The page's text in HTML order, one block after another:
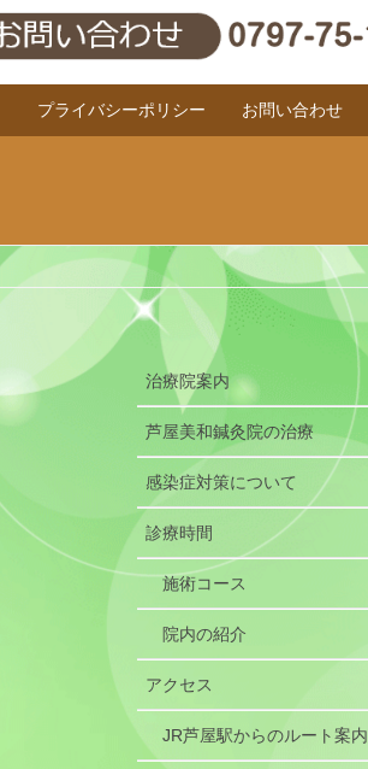
プライバシーポリシー お問い合わせ
治療院案内
芦屋美和鍼灸院の治療
感染症対策について
診療時間
施術コース
院内の紹介
アクセス
JR芦屋駅からのルート案内